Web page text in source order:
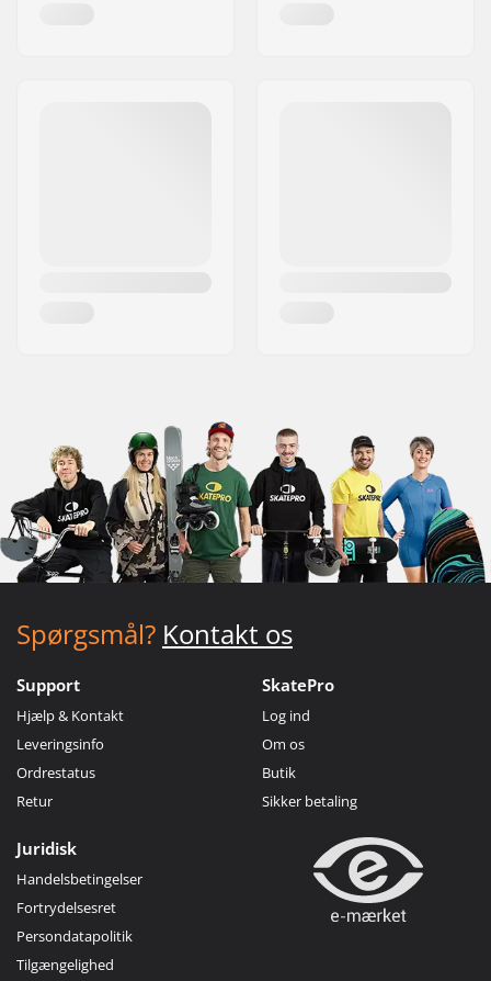
Spørgsmål? Kontakt os
Support
Hjælp & Kontakt
Leveringsinfo
Ordrestatus
Retur
SkatePro
Log ind
Om os
Butik
Sikker betaling
Juridisk
Handelsbetingelser
Fortrydelsesret
Persondatapolitik
Tilgængelighed